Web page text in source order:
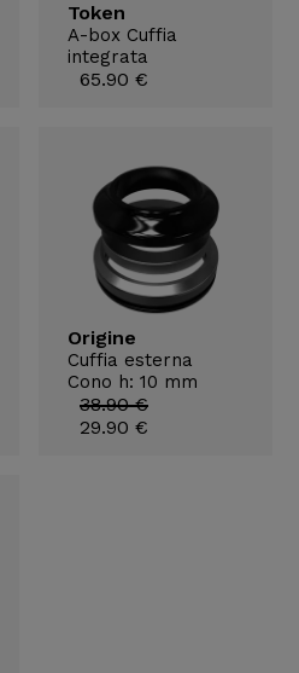
Token
A-box Cuffia
integrata
65.90 €
Origine
Cuffia esterna
Cono h: 10 mm
38.90 €
29.90 €